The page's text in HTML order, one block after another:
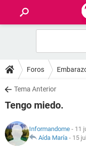
FOROS
SALUD
FAMILIA
NUTRICIÓN
Foros
Tema Anterior
Tengo miedo.
Informandome - 11
Aída María - 15